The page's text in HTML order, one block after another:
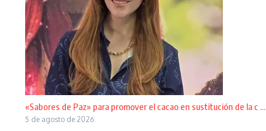
«Sabores de Paz» para promover el cacao en sustitución de la c ...
5 de agosto de 2026